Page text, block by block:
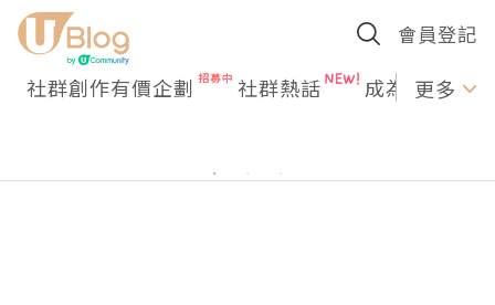
會員登記
社群創作有價企劃 社群熱話 成為U更多